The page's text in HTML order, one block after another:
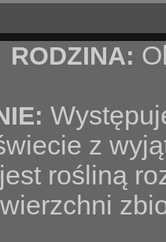
RODZINA:
z
rośliną